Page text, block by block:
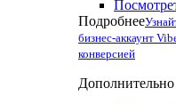
Подробнее
бизнес-аккаунт
конверсией
Дополнительно